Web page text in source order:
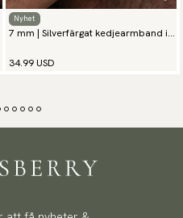
Nyhet
7 mm | Silverfärgat kedjearmband i
34.99 USD